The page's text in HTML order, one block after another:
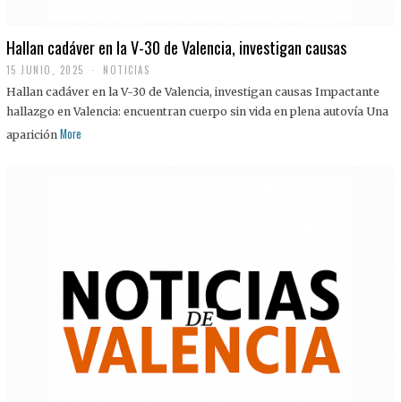
Hallan cadáver en la V-30 de Valencia, investigan causas
15 JUNIO, 2025 NOTICIAS
Hallan cadáver en la V-30 de Valencia, investigan causas Impactante
hallazgo en Valencia: encuentran cuerpo sin vida en plena autovía Una
aparición More